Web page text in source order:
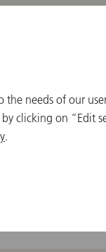
needs of our
clicking on “Edit
.